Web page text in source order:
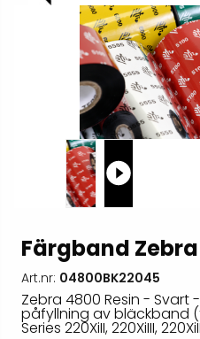
Färgband
Art.nr: 04800BK22045
Zebra 4800 Resin - Svart
påfyllning av bläckband
Series 220XiII, 220XiIII,